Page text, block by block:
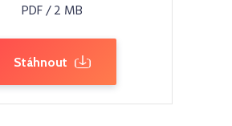
PDF / 2 MB
Stáhnout